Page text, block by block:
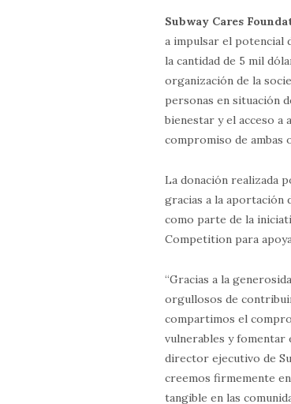
Subway Cares
a impulsar el potencial
la cantidad de 5 mil
organización de la
personas en situación
bienestar y el acceso
compromiso de ambas
La donación realizada
gracias a la aportación
como parte de la
Competition para
“Gracias a la
orgullosos de
compartimos el
vulnerables y fomentar
director ejecutivo de
creemos firmemente
tangible en las